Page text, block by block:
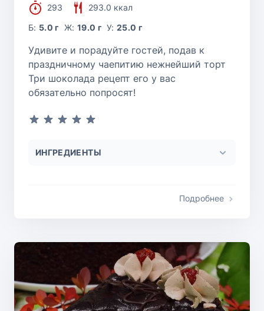
293
293.0 ккал
Б: 5.0 г Ж: 19.0 г У:25.0 г
Удивите и порадуйте гостей, подав к
праздничному чаепитию нежнейший торт
Три шоколада рецепт его у вас
обязательно попросят!
ИНГРЕДИЕНТЫ
Подробнее